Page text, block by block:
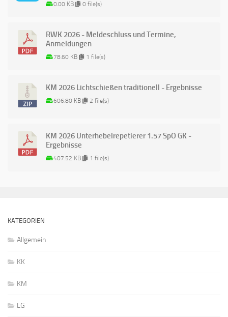
0.00 KB 0 file(s)
RWK 2026 - Meldeschluss und Termine,
Anmeldungen
78.60 KB 1 file(s)
KM 2026 Lichtschießen traditionell - Ergebnisse
606.80 KB 2 file(s)
KM 2026 Unterhebelrepetierer 1.57 SpO GK -
Ergebnisse
407.52 KB 1 file(s)
KATEGORIEN
Allgemein
KK
KM
LG